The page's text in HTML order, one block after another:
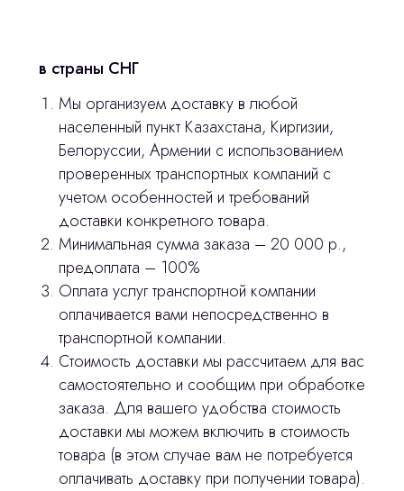
в страны СНГ
Мы организуем доставку в любой
населенный пункт Казахстана, Киргизии,
Белоруссии, Армении с использованием
проверенных транспортных компаний с
учетом особенностей и требований
доставки конкретного товара.
Минимальная сумма заказа – 20 000 р.,
предоплата – 100%
Оплата услуг транспортной компании
оплачивается вами непосредственно в
транспортной компании.
Стоимость доставки мы рассчитаем для вас
самостоятельно и сообщим при обработке
заказа. Для вашего удобства стоимость
доставки мы можем включить в стоимость
товара (в этом случае вам не потребуется
оплачивать доставку при получении товара).